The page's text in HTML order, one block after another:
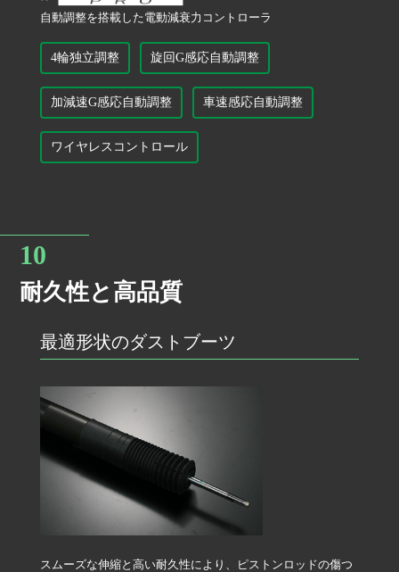
自動調整を搭載した電動減衰力コントローラ
4輪独立調整 旋回G感応自動調整
加減速G感応自動調整 車速感応自動調整
ワイヤレスコントロール
耐久性と高品質
最適形状のダストブーツ
スムーズな伸縮と高い耐久性により、ピストンロッドの傷つ